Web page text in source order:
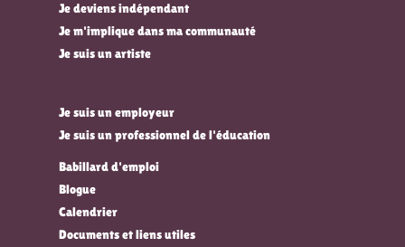
Je deviens indépendant
Je m'implique dans ma communauté
Je suis un artiste
Je suis un employeur
Je suis un professionnel de l'éducation
Babillard d'emploi
Blogue
Calendrier
Documents et liens utiles